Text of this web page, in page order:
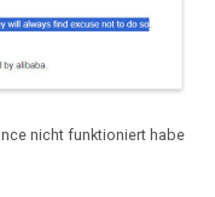
nicht funktioniert habe